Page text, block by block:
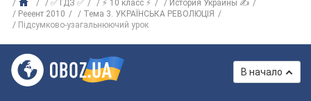
✅ ГДЗ ✅ ⚡ 10 класс ⚡
История Украины ✍
Рееент 2010
Тема 3. УКРАЇНСЬКА РЕВОЛЮЦІЯ
Підсумково-узагальнюючий урок
В начало